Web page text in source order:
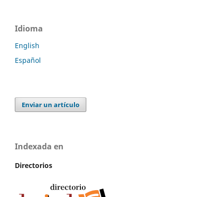
Idioma
English
Español
Enviar un artículo
Indexada en
Directorios